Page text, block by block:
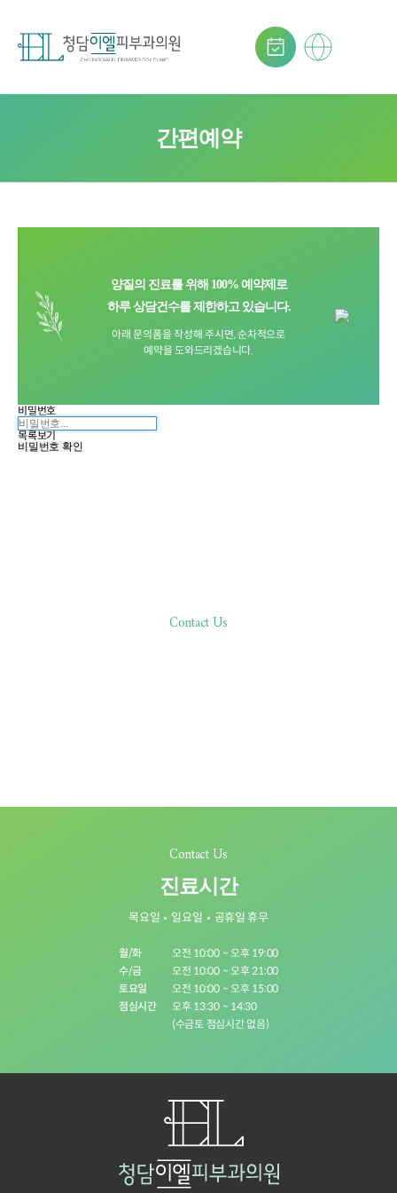
간편예약
양질의 진료를 위해 100% 예약제로
하루 상담건수를 제한하고 있습니다.
아래 문의폼을 작성해 주시면, 순차적으로
예약을 도와드리겠습니다.
비밀번호
목록보기
비밀번호 확인
Contact Us
Contact Us
진료시간
목요일 일요일 공휴일 휴무
월/화
오전 10:00 ~ 오후 19:00
수/금
오전 10:00 ~ 오후 21:00
토요일
오전 10:00 ~ 오후 15:00
점심시간
오후 13:30 ~ 14:30
(수금토 점심시간 없음)